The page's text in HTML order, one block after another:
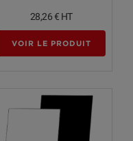
28,26 € HT
VOIR LE PRODUIT